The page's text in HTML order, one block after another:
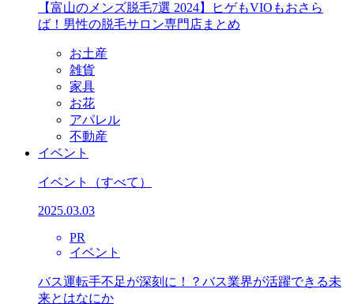
【富山のメンズ脱毛7選 2024】ヒゲもVIOもおさら
ば！男性の脱毛サロン専門店まとめ
お土産
雑貨
家具
お花
アパレル
不動産
イベント
イベント （すべて）
2025.03.03
PR
イベント
バス運転手不足が深刻に！？バス業界が活躍できる未
来とはなにか